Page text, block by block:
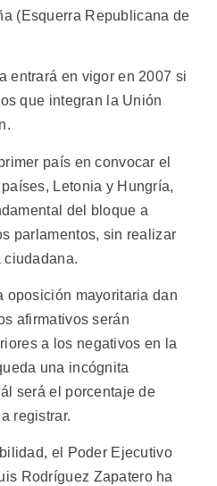
(Esquerra Republicana de
entrará en vigor en 2007 si
que integran la Unión
país en convocar el
Letonia y Hungría,
del bloque a
parlamentos, sin realizar
ciudadana.
oposición mayoritaria dan
afirmativos serán
a los negativos en la
una incógnita
será el porcentaje de
registrar.
el Poder Ejecutivo
Rodríguez Zapatero ha